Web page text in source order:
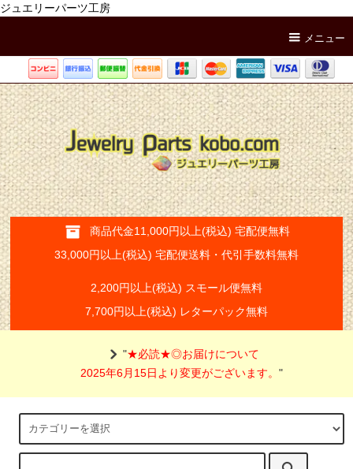
ジュエリーパーツ工房
メニュー
商品代金11,000円以上(税込) 宅配便無料
33,000円以上(税込) 宅配便送料・代引手数料無料
2,200円以上(税込) スモール便無料
7,700円以上(税込) レターパック無料
"★必読★◎お届けについて
2025年6月15日より変更がございます。"